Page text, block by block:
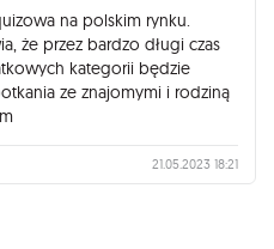
na polskim rynku.
że przez bardzo długi czas
kategorii będzie
ze znajomymi i rodziną
21.05.2023 18:21